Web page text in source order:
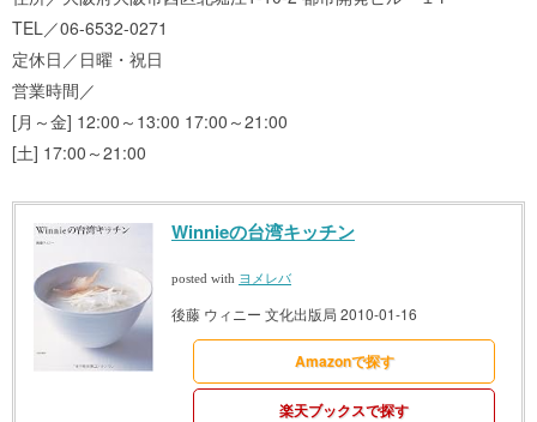
TEL／06-6532-0271
定休日／日曜・祝日
営業時間／
[月～金] 12:00～13:00 17:00～21:00
[土] 17:00～21:00
Winnieの台湾キッチン
posted with ヨメレバ
後藤 ウィニー 文化出版局 2010-01-16
Amazonで探す
楽天ブックスで探す